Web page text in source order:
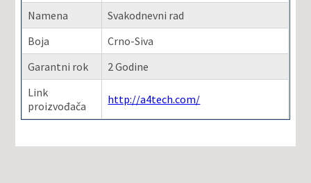
Namena
Svakodnevni rad
Boja
Crno-Siva
Garantni rok
2 Godine
Link
proizvođača
http://a4tech.com/